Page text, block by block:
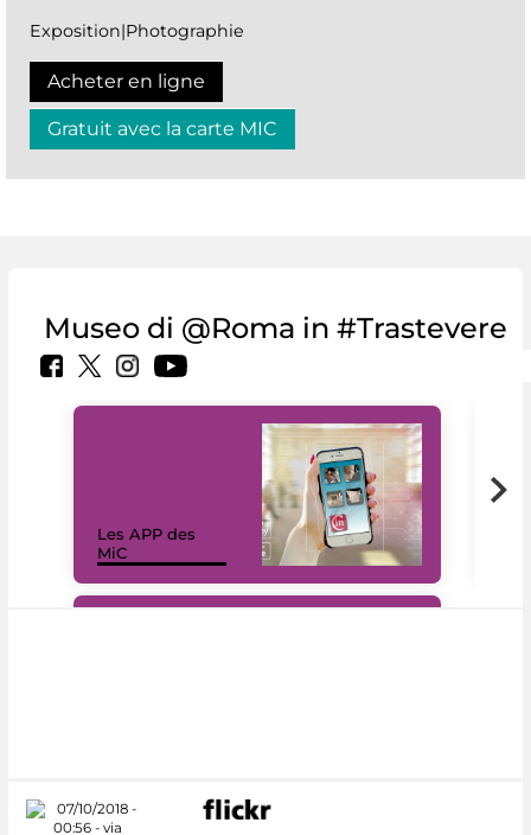
Exposition|Photographie
Acheter en ligne
Gratuit avec la carte MIC
Museo di @Roma in #Trastevere
Les APP des
MiC